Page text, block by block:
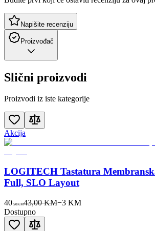
Napišite recenziju
Proizvođač
Slični proizvodi
Proizvodi iz iste kategorije
Akcija
LOGITECH Tastatura
Full, SLO Layout
40 50KM43,00 KM−3KM
Dostupno